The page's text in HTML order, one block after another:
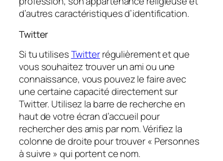
d’autres caractéristiques d’identification.
Twitter
Si tu utilisesTwitterrégulièrement et que
vous souhaitez trouver un ami ou une
connaissance, vous pouvez le faire avec
une certaine capacité directement sur
Twitter. Utilisez la barre de recherche en
haut de votre écran d’accueil pour
rechercher des amis par nom. Vérifiez la
colonne de droite pour trouver « Personnes
à suivre » qui portent ce nom.